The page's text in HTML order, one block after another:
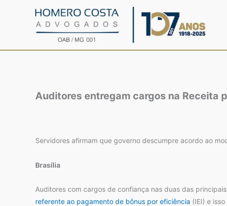
Auditores entregam cargos na Receita
Servidores afirmam que governo descumpre acordo ao
Brasília
Auditores com cargos de confiança nas duas das
referente ao pagamento de bônus por eficiência (IEI) e